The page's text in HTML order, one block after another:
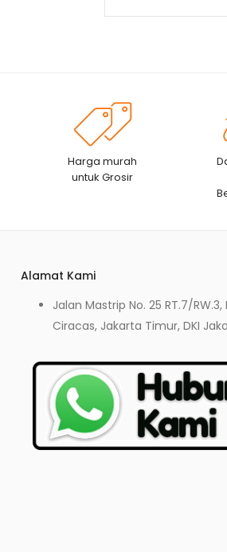
Harga murah
untuk Grosir
Alamat Kami
Jalan Mastrip No. 25 RT.7/
Ciracas, Jakarta Timur, DKI